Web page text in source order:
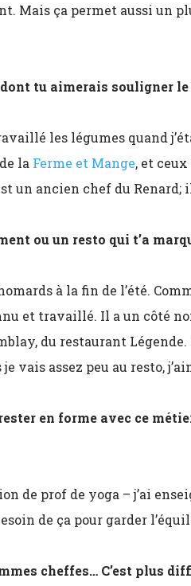
Mais ça permet aussi un
tu aimerais souligner
les légumes quand
la Ferme et Mange, et
un ancien chef du
ou un resto qui t’a
à la fin de l’été.
et travaillé. Il a un côté
du restaurant
vais assez peu au resto,
en forme avec ce
de prof de yoga – j’ai
de ça pour garder
cheffes… C’est plus